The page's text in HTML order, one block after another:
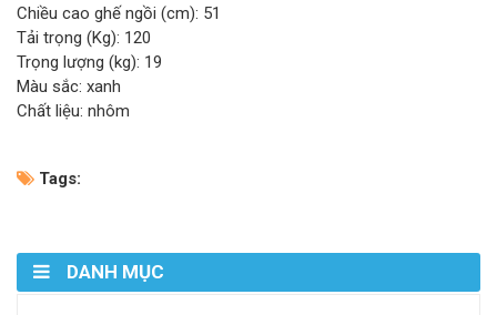
Chiều cao ghế ngồi (cm): 51
Tải trọng (Kg): 120
Trọng lượng (kg): 19
Màu sắc: xanh
Chất liệu: nhôm
Tags:
DANH MỤC